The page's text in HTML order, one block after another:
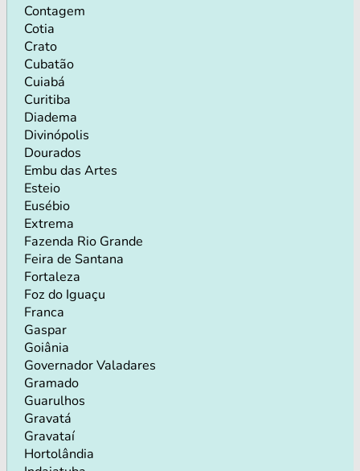
Contagem
Cotia
Crato
Cubatão
Cuiabá
Curitiba
Diadema
Divinópolis
Dourados
Embu das Artes
Esteio
Eusébio
Extrema
Fazenda Rio Grande
Feira de Santana
Fortaleza
Foz do Iguaçu
Franca
Gaspar
Goiânia
Governador Valadares
Gramado
Guarulhos
Gravatá
Gravataí
Hortolândia